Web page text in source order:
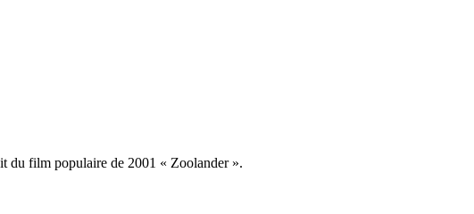
du film populaire de 2001 « Zoolander ».